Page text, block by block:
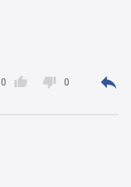

0  0 